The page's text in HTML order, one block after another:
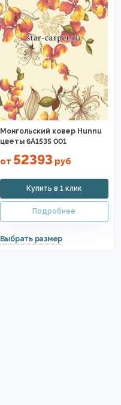
Монгольский ковер Hunnu
цветы 6A1535 001
от 52393 руб